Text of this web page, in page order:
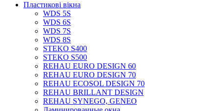
Пластикові вікна
WDS 5S
WDS 6S
WDS 7S
WDS 8S
STEKO S400
STEKO S500
REHAU EURO DESIGN 60
REHAU EURO DESIGN 70
REHAU ECOSOL DESIGN 70
REHAU BRILLANT DESIGN
REHAU SYNEGO, GENEO